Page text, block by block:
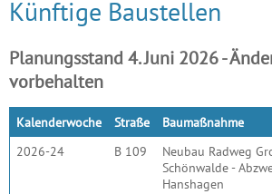
Künftige Baustellen
Planungsstand 4. Juni 2026 -
vorbehalten
Kalenderwoche Straße Baumaßnahme
2026-24
B 109
Neubau Radweg
Schönwalde -
Hanshagen